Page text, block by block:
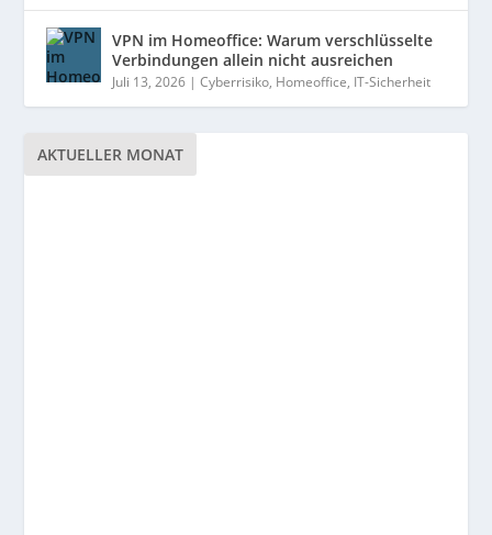
VPN im Homeoffice: Warum verschlüsselte
Verbindungen allein nicht ausreichen
Juli 13, 2026 |Cyberrisiko, Homeoffice, IT-Sicherheit
AKTUELLER MONAT